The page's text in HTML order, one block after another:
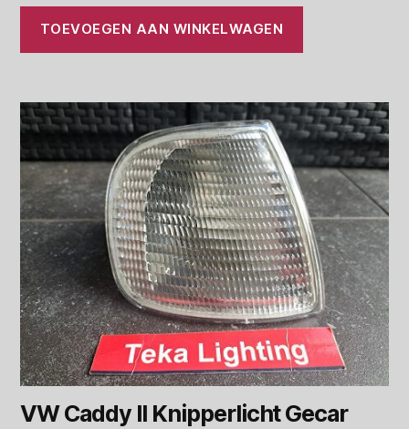
TOEVOEGEN AAN WINKELWAGEN
VW Caddy II Knipperlicht Gecar